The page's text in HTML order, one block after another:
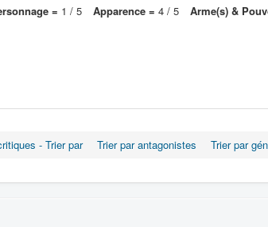
= 1 / 5 Apparence = 4 / 5 Arme(s) &
- Trier par Trier par antagonistes Trier par